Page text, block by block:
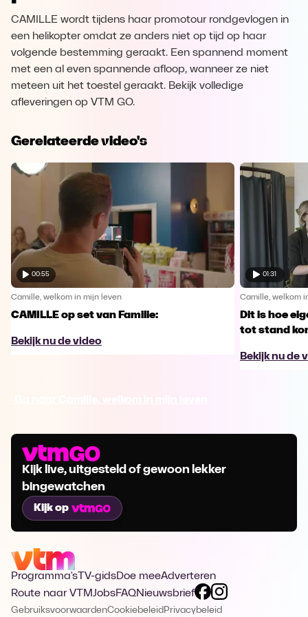
CAMILLE wordt tijdens haar promotour rondgevlogen in
een helikopter omdat ze anders niet op tijd op haar
volgende bestemming geraakt. Een spannend moment
met een al even spannende afloop, wanneer ze niet
meteen uit het toestel geraakt. Bekijk volledige
afleveringen op VTM GO.
Gerelateerde video's
00:55
Camille, welkom in mijn leven
CAMILLE op set van Familie:
Bekijk nu de video
01:31
Camille, welkom
Dit is hoe
tot stand
Bekijk nu de
Kijk live, uitgesteld of gewoon lekker
bingewatchen
Kijk op
Programma's TV-gidsDoe meeAdverteren
Route naar VTMJobsFAQNieuwsbrief
GebruiksvoorwaardenCookiebeleid Privacybeleid